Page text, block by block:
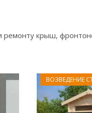
ремонту крыш,
ВОЗВЕДЕНИЕ